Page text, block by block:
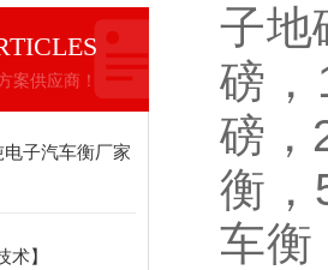
案供应商！
子汽车衡厂家
】
子地
磅，
磅，
衡，
车衡